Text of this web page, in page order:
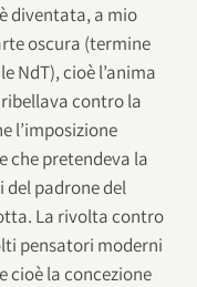
diventata, a mio
oscura (termine
NdT), cioè l’anima
ribellava contro la
l’imposizione
che pretendeva la
padrone del
La rivolta contro
pensatori moderni
cioè la concezione